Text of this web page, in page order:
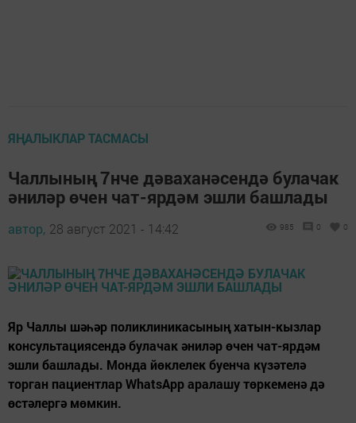
ЯҢАЛЫКЛАР ТАСМАСЫ
Чаллының 7нче дәваханәсендә булачак
әниләр өчен чат-ярдәм эшли башлады
автор, 28 август 2021 - 14:42 985 0 0
Яр Чаллы шәһәр поликлиникасының хатын-кызлар
консультациясендә булачак әниләр өчен чат-ярдәм
эшли башлады. Монда йөклелек буенча күзәтелә
торган пациентлар WhatsApp аралашу төркеменә дә
өстәлергә мөмкин.